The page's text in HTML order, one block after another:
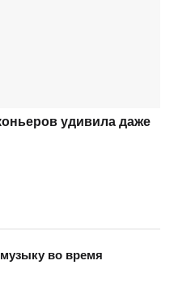
удивила даже
во время